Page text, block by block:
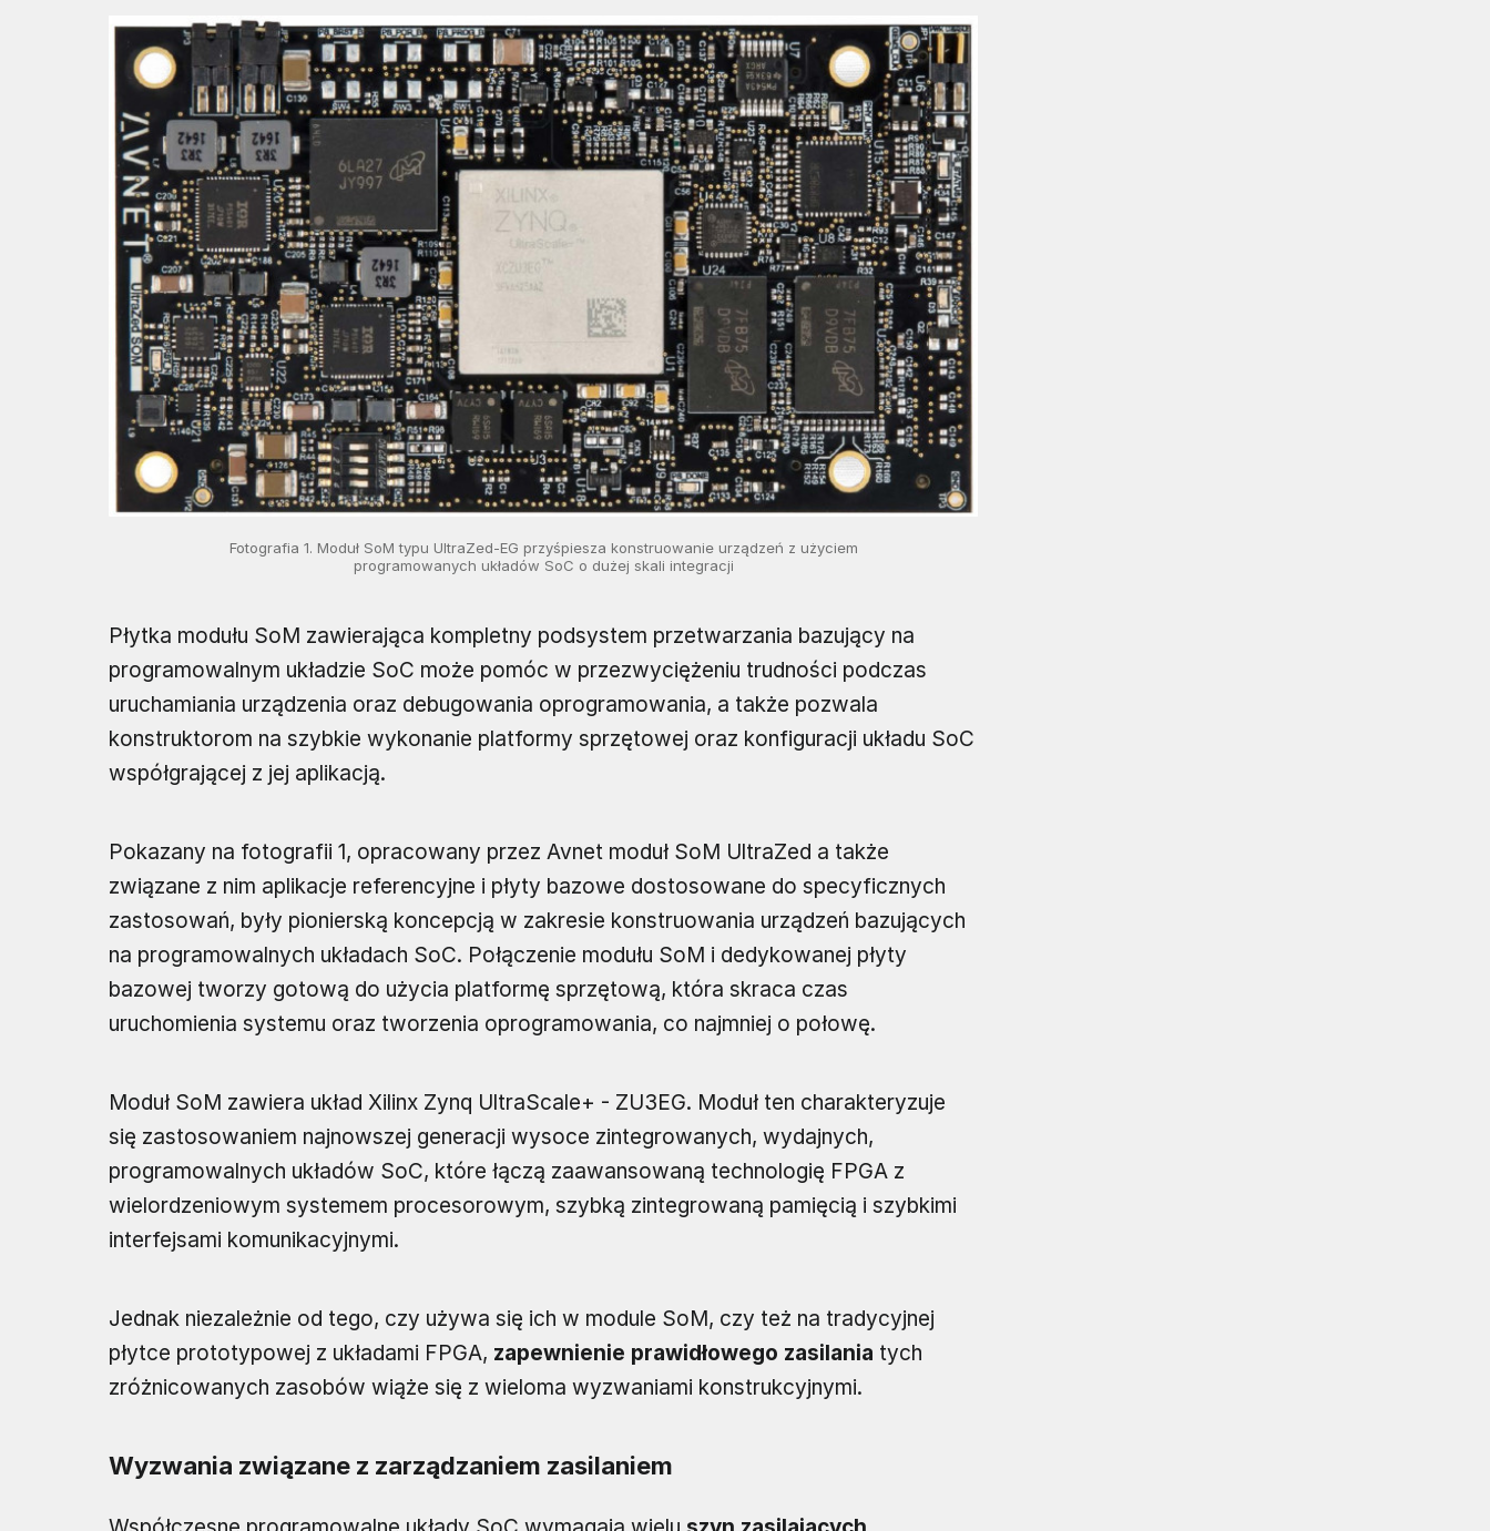
Fotografia 1. Moduł SoM typu UltraZed-EG przyśpiesza konstruowanie urządzeń z użyciem
programowanych układów SoC o dużej skali integracji
Płytka modułu SoM zawierająca kompletny podsystem przetwarzania bazujący na
programowalnym układzie SoC może pomóc w przezwyciężeniu trudności podczas
uruchamiania urządzenia oraz debugowania oprogramowania, a także pozwala
konstruktorom na szybkie wykonanie platformy sprzętowej oraz konfiguracji układu SoC
współgrającej z jej aplikacją.
Pokazany na fotografii 1, opracowany przez Avnet moduł SoM UltraZed a także
związane z nim aplikacje referencyjne i płyty bazowe dostosowane do specyficznych
zastosowań, były pionierską koncepcją w zakresie konstruowania urządzeń bazujących
na programowalnych układach SoC. Połączenie modułu SoM i dedykowanej płyty
bazowej tworzy gotową do użycia platformę sprzętową, która skraca czas
uruchomienia systemu oraz tworzenia oprogramowania, co najmniej o połowę.
Moduł SoM zawiera układ Xilinx Zynq UltraScale+ - ZU3EG. Moduł ten charakteryzuje
się zastosowaniem najnowszej generacji wysoce zintegrowanych, wydajnych,
programowalnych układów SoC, które łączą zaawansowaną technologię FPGA z
wielordzeniowym systemem procesorowym, szybką zintegrowaną pamięcią i szybkimi
interfejsami komunikacyjnymi.
Jednak niezależnie od tego, czy używa się ich w module SoM, czy też na tradycyjnej
płytce prototypowej z układami FPGA, zapewnienie prawidłowego zasilania tych
zróżnicowanych zasobów wiąże się z wieloma wyzwaniami konstrukcyjnymi.
Wyzwania związane z zarządzaniem zasilaniem